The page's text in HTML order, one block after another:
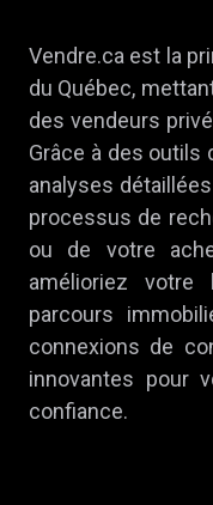
Vendre.ca est la
du Québec,
des vendeurs
Grâce à des outils
analyses
processus de
ou de votre
amélioriez votre
parcours
connexions de
innovantes pour
confiance.